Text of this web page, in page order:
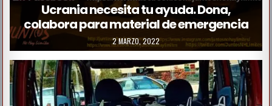
Ucrania necesita tu ayuda. Dona,
colabora para material de emergencia
2 MARZO, 2022